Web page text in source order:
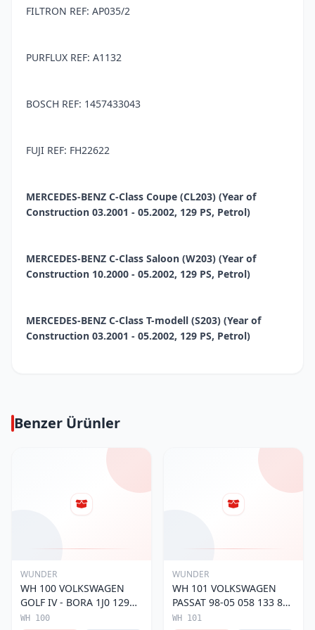
FILTRON REF: AP035/2
PURFLUX REF: A1132
BOSCH REF: 1457433043
FUJI REF: FH22622
MERCEDES-BENZ C-Class Coupe (CL203) (Year of
Construction 03.2001 - 05.2002, 129 PS, Petrol)
MERCEDES-BENZ C-Class Saloon (W203) (Year of
Construction 10.2000 - 05.2002, 129 PS, Petrol)
MERCEDES-BENZ C-Class T-modell (S203) (Year of
Construction 03.2001 - 05.2002, 129 PS, Petrol)
Benzer Ürünler
WUNDER
WH 100 VOLKSWAGEN
GOLF IV - BORA 1J0 129
620 Hava Filtresi
WH 100
WUNDER
WH 101 VOLKSWAGEN
PASSAT 98-05 058 133 843
Hava Filtresi
WH 101